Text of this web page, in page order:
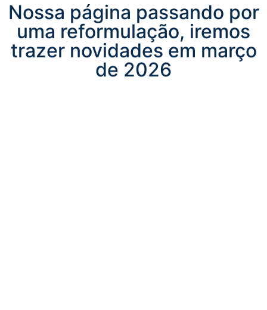
Nossa página passando por
uma reformulação, iremos
trazer novidades em março
de 2026